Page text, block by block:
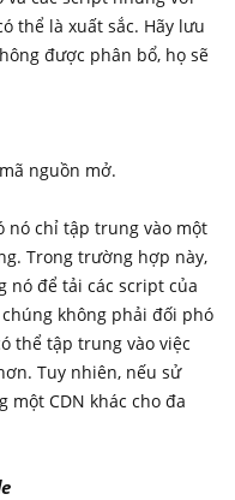
thể là xuất sắc. Hãy lưu
được phân bổ, họ sẽ
nguồn mở.
nó chỉ tập trung vào một
Trong trường hợp này,
nó để tải các script của
không phải đối phó
thể tập trung vào việc
Tuy nhiên, nếu sử
một CDN khác cho đa